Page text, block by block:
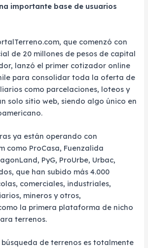
importante base de usuarios
que comenzó con
de 20 millones de pesos de capital
lanzó el primer cotizador online
para consolidar toda la oferta de
como parcelaciones, loteos y
solo sitio web, siendo algo único en
ya están operando con
como ProCasa, Fuenzalida
PyG, ProUrbe, Urbac,
que han subido más 4.000
comerciales, industriales,
mineros y otros,
la primera plataforma de nicho
terrenos.
búsqueda de terrenos es totalmente